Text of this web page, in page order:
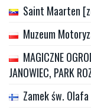
Saint Maarten
Muzeum
MAGICZNE
JANOWIEC, PARK
Zamek św.